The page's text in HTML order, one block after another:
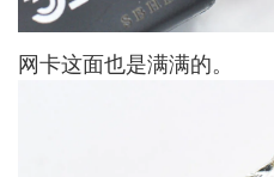
网卡这面也是满满的。